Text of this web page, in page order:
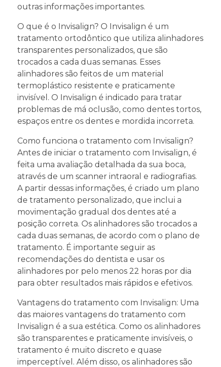
outras informações importantes.
O que é o Invisalign? O Invisalign é um
tratamento ortodôntico que utiliza alinhadores
transparentes personalizados, que são
trocados a cada duas semanas. Esses
alinhadores são feitos de um material
termoplástico resistente e praticamente
invisível. O Invisalign é indicado para tratar
problemas de má oclusão, como dentes tortos,
espaços entre os dentes e mordida incorreta.
Como funciona o tratamento com Invisalign?
Antes de iniciar o tratamento com Invisalign, é
feita uma avaliação detalhada da sua boca,
através de um scanner intraoral e radiografias.
A partir dessas informações, é criado um plano
de tratamento personalizado, que inclui a
movimentação gradual dos dentes até a
posição correta. Os alinhadores são trocados a
cada duas semanas, de acordo com o plano de
tratamento. É importante seguir as
recomendações do dentista e usar os
alinhadores por pelo menos 22 horas por dia
para obter resultados mais rápidos e efetivos.
Vantagens do tratamento com Invisalign: Uma
das maiores vantagens do tratamento com
Invisalign é a sua estética. Como os alinhadores
são transparentes e praticamente invisíveis, o
tratamento é muito discreto e quase
imperceptível. Além disso, os alinhadores são